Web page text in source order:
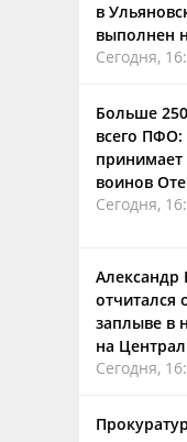
в
выполнен
Сегодня,
Больше
всего ПФО:
воинов
Сегодня,
Александр
отчитался
заплыве в
на
Сегодня,